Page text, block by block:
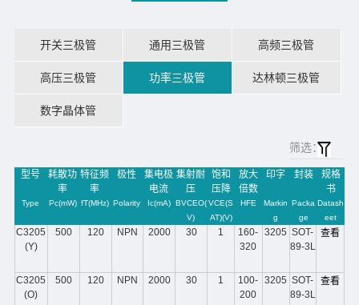
开关三极管 通用三极管 高频三极管
高压三极管 功率三极管 达林顿三极管
数字晶体管
筛选：
型号
耗散功
率
特征频
率
极性
集电极
电流
集射耐
压
饱和
压降
放大
倍数
印字 封装
规格
书
Type Pc(mW) fT(MHz) Polarity Ic(mA) BVCEO(
V)
VCE(S
AT)(V)
HFE
Markin
g
Packa
ge
Datash
eet
C3205
(Y)
500 120 NPN 2000 30 1
160-
320
3205 SOT-
89-3L
查看
C3205
(O)
500 120 NPN 2000 30 1
100-
200
3205 SOT-
89-3L
查看